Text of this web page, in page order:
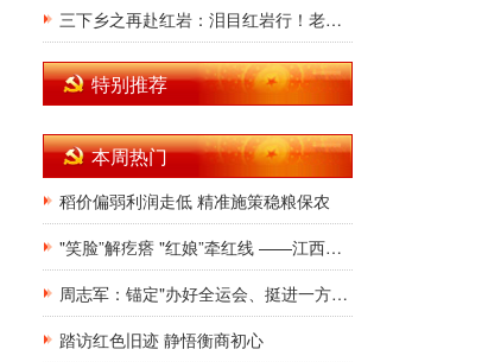
三下乡之再赴红岩：泪目红岩行！老党员一句"党高于一切”，青年志愿者潸然泪下
特别推荐
本周热门
稻价偏弱利润走低 精准施策稳粮保农
"笑脸”解疙瘩 "红娘”牵红线 ——江西鹰潭香山社区以"双品牌”激活基层治理一池春水
周志军：锚定"办好全运会、挺进一方阵”目标
踏访红色旧迹 静悟衡商初心